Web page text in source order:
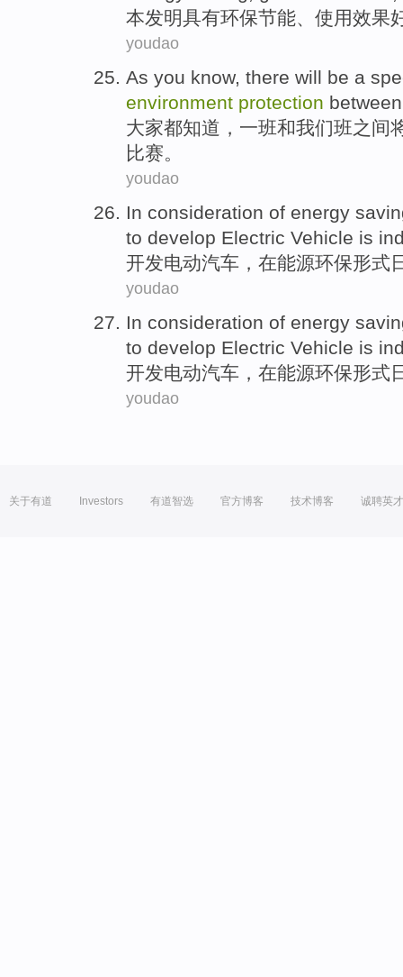
本发明具有环保节能、 使用效果
youdao
As you know, there will be a
environment protection between
大家都知道 ， 一班和我们班之间
比赛。
youdao
In consideration of energy
to develop Electric Vehicle is
开发电动汽车 ， 在能源环保形式
youdao
In consideration of energy
to develop Electric Vehicle is
开发电动汽车 ， 在能源环保形式
youdao
关于有道 Investors 有道智选 官方博客 技术博客 诚聘英才